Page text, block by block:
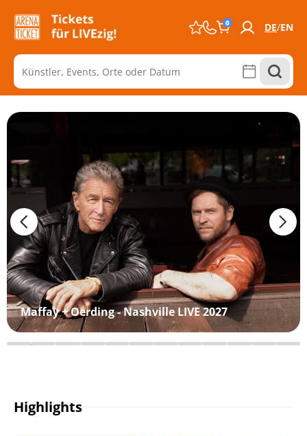
0 DE EN
Maffay + Oerding - Nashville LIVE 2027
Highlights